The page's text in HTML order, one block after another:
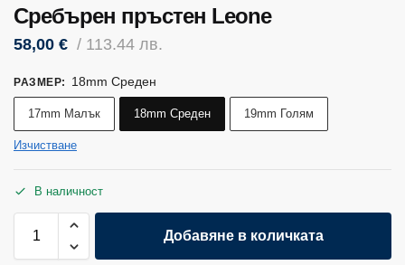
Сребърен пръстен Leone
58,00 € / 113.44 лв.
РАЗМЕР: 18mm Среден
17mm Малък 18mm Среден 19mm Голям
Изчистване
В наличност
Добавяне в количката